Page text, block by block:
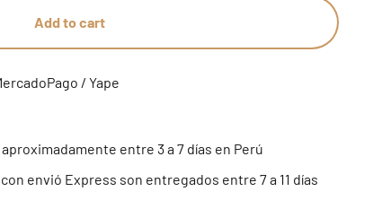
Add to cart
/ Yape
entre 3 a 7 días en Perú
envió Express son entregados entre 7 a 11 días